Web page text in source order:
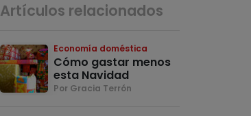
Artículos relacionados
Economía doméstica
Cómo gastar menos
esta Navidad
Por Gracia Terrón